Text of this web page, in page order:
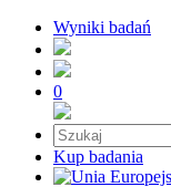
Wyniki badań
0
Kup badania